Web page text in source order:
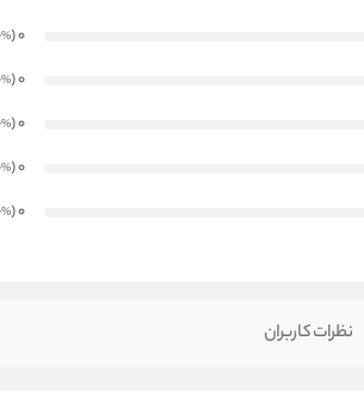
0
(0
%
0
(0
%
0
(0
%
0
(0
%
0
(0
%
نظرات کاربران